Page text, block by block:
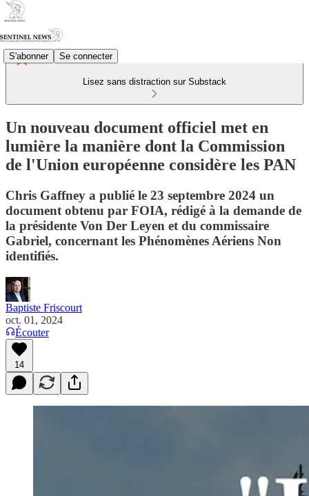
S'abonner Se connecter
Lisez sans distraction sur Substack
Un nouveau document officiel met en
lumière la manière dont la Commission
de l'Union européenne considère les PAN
Chris Gaffney a publié le 23 septembre 2024 un
document obtenu par FOIA, rédigé à la demande de
la présidente Von Der Leyen et du commissaire
Gabriel, concernant les Phénomènes Aériens Non
identifiés.
Baptiste Friscourt
oct. 01, 2024
Écouter
14